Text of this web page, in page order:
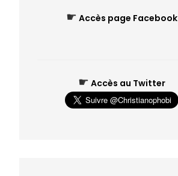
☛ Accès page Facebook
☛ Accès au Twitter